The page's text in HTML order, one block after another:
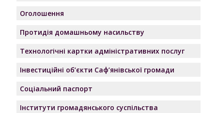
Оголошення
Протидія домашньому насильству
Технологічні картки адміністративних послуг
Інвестиційні об’єкти Саф’янівської громади
Соціальний паспорт
Інститути громадянського суспільства